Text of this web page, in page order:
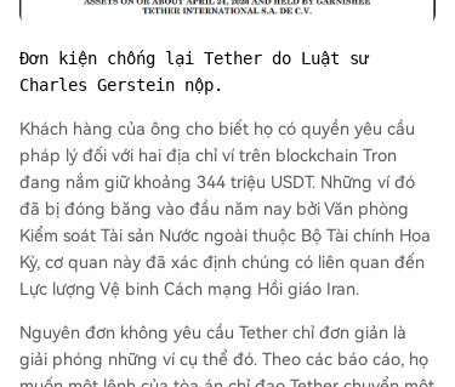
Đơn kiện chống lại Tether do Luật sư
Charles Gerstein nộp.
Khách hàng của ông cho biết họ có quyền yêu cầu
pháp lý đối với hai địa chỉ ví trên blockchain Tron
đang nắm giữ khoảng 344 triệu USDT. Những ví đó
đã bị đóng băng vào đầu năm nay bởi Văn phòng
Kiểm soát Tài sản Nước ngoài thuộc Bộ Tài chính Hoa
Kỳ, cơ quan này đã xác định chúng có liên quan đến
Lực lượng Vệ binh Cách mạng Hồi giáo Iran.
Nguyên đơn không yêu cầu Tether chỉ đơn giản là
giải phóng những ví cụ thể đó. Theo các báo cáo, họ